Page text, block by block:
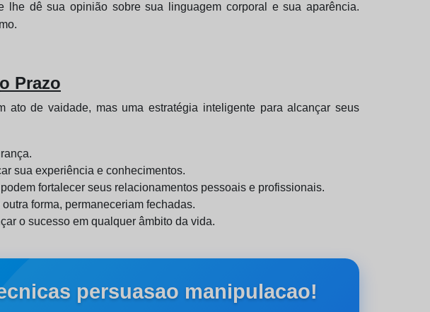
dê sua opinião sobre sua linguagem corporal e sua aparência.
Prazo
de vaidade, mas uma estratégia inteligente para alcançar seus
sua experiência e conhecimentos.
fortalecer seus relacionamentos pessoais e profissionais.
forma, permaneceriam fechadas.
o sucesso em qualquer âmbito da vida.
persuasao manipulacao!